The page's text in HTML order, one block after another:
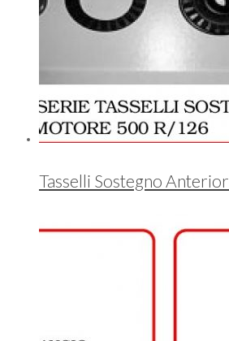
Tasselli Sostegno